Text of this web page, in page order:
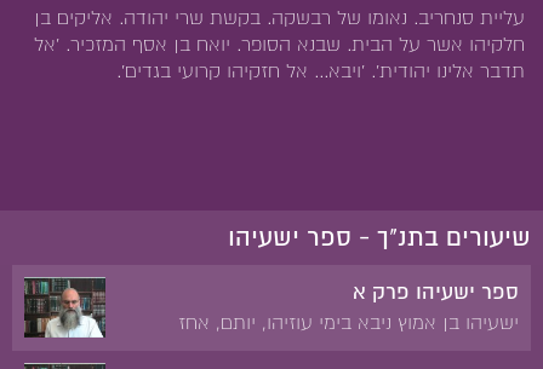
עליית סנחריב. נאומו של רבשקה. בקשת שרי יהודה. אליקים בן
חלקיהו אשר על הבית. שבנא הסופר. יואח בן אסף המזכיר. 'אל
תדבר אלינו יהודית'. 'ויבא... אל חזקיהו קרועי בגדים'.
שיעורים בתנ"ך - ספר ישעיהו
ספר ישעיהו פרק א
ישעיהו בן אמוץ ניבא בימי עוזיהו, יותם, אחז